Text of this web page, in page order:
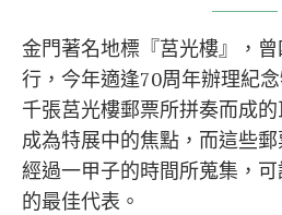
金門著名地標『莒光樓』，
行，今年適逢70周年辦理紀
千張莒光樓郵票所拼奏而成
成為特展中的焦點，而這些
經過一甲子的時間所蒐集，
的最佳代表。